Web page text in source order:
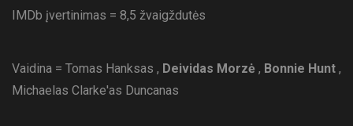
IMDb įvertinimas = 8,5 žvaigždutės
Vaidina = Tomas Hanksas , Deividas Morzė , Bonnie Hunt ,
Michaelas Clarke'as Duncanas